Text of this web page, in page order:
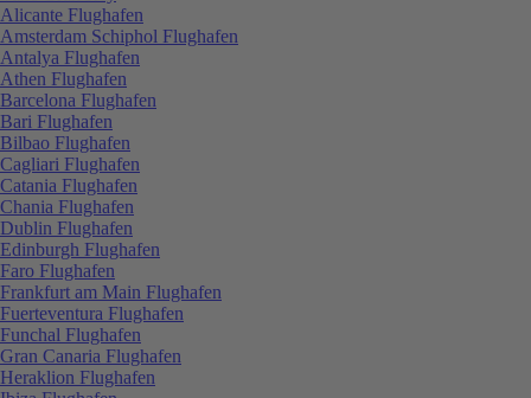
Alicante Flughafen
Amsterdam Schiphol Flughafen
Antalya Flughafen
Athen Flughafen
Barcelona Flughafen
Bari Flughafen
Bilbao Flughafen
Cagliari Flughafen
Catania Flughafen
Chania Flughafen
Dublin Flughafen
Edinburgh Flughafen
Faro Flughafen
Frankfurt am Main Flughafen
Fuerteventura Flughafen
Funchal Flughafen
Gran Canaria Flughafen
Heraklion Flughafen